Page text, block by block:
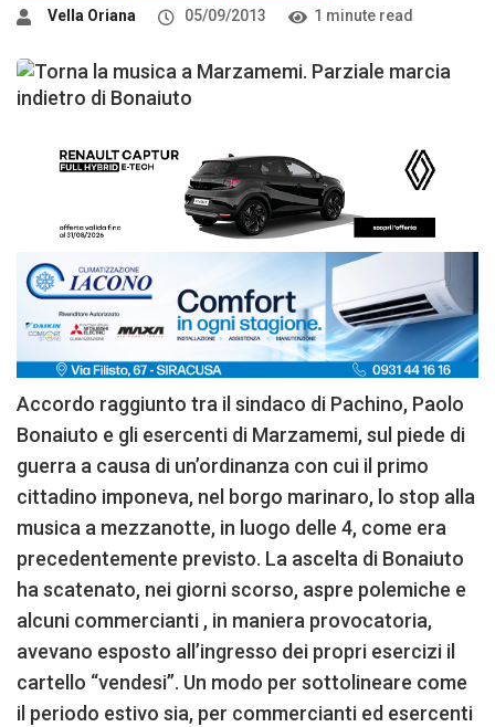
Vella Oriana 05/09/2013 1 minute read
Accordo raggiunto tra il sindaco di Pachino, Paolo
Bonaiuto e gli esercenti di Marzamemi, sul piede di
guerra a causa di un’ordinanza con cui il primo
cittadino imponeva, nel borgo marinaro, lo stop alla
musica a mezzanotte, in luogo delle 4, come era
precedentemente previsto. La ascelta di Bonaiuto
ha scatenato, nei giorni scorso, aspre polemiche e
alcuni commercianti , in maniera provocatoria,
avevano esposto all’ingresso dei propri esercizi il
cartello “vendesi”. Un modo per sottolineare come
il periodo estivo sia, per commercianti ed esercenti